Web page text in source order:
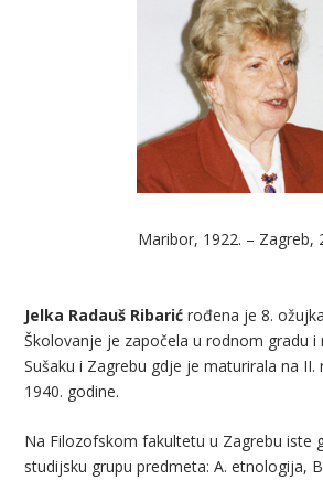
Maribor, 1922. – Zagreb,
Jelka Radauš Ribarić rođena je 8.
Školovanje je započela u rodnom gradu i
Sušaku i Zagrebu gdje je maturirala na II.
1940. godine.
Na Filozofskom fakultetu u Zagrebu iste
studijsku grupu predmeta: A. etnologija,